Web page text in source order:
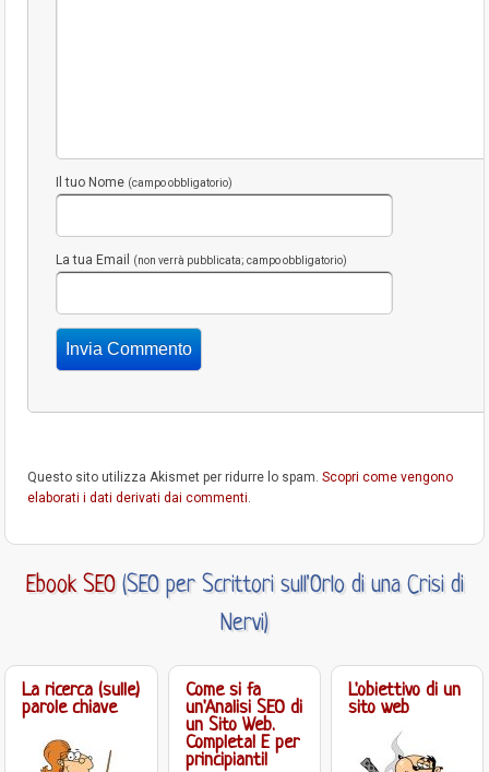
Il tuo Nome (campo obbligatorio)
La tua Email (non verrà pubblicata; campo obbligatorio)
Questo sito utilizza Akismet per ridurre lo spam.Scopri come vengono
elaborati i dati derivati dai commenti
Ebook SEO(SEO per Scrittori sull'Orlo di una Crisi di
Nervi)
La ricerca (sulle)
parole chiave
Come si fa
un'Analisi SEO di
un Sito Web.
Completa! E per
principianti!
L'obiettivo di un
sito web